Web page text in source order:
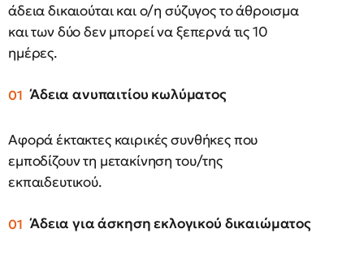
άδεια δικαιούται και ο/η σύζυγος το άθροισμα
και των δύο δεν μπορεί να ξεπερνά τις 10
ημέρες.
Άδεια ανυπαιτίου κωλύματος
Αφορά έκτακτες καιρικές συνθήκες που
εμποδίζουν τη μετακίνηση του/της
εκπαιδευτικού.
Άδεια για άσκηση εκλογικού δικαιώματος